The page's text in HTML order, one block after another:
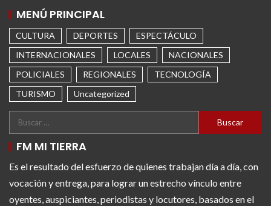
MENÚ PRINCIPAL
CULTURA DEPORTES
ESPECTÁCULO
INTERNACIONALES
LOCALES
NACIONALES
POLICIALES
REGIONALES
TECNOLOGÍA
TURISMO
Uncategorized
FM MI TIERRA
Es el resultado del esfuerzo de quienes trabajan día a día, con
vocación y entrega, para lograr un estrecho vínculo entre
oyentes, auspiciantes, periodistas y locutores, basados en el